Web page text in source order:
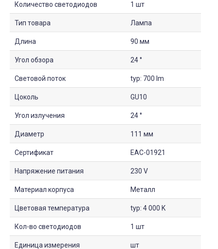
Количество светодиодов 1 шт
Тип товара Лампа
Длина 90 мм
Угол обзора 24 °
Световой поток typ: 700 lm
Цоколь GU10
Угол излучения 24 °
Диаметр 111 мм
Сертификат EAC-01921
Напряжение питания 230 V
Материал корпуса Металл
Цветовая температура typ: 4 000 K
Кол-во светодиодов 1 шт
Единица измерения шт